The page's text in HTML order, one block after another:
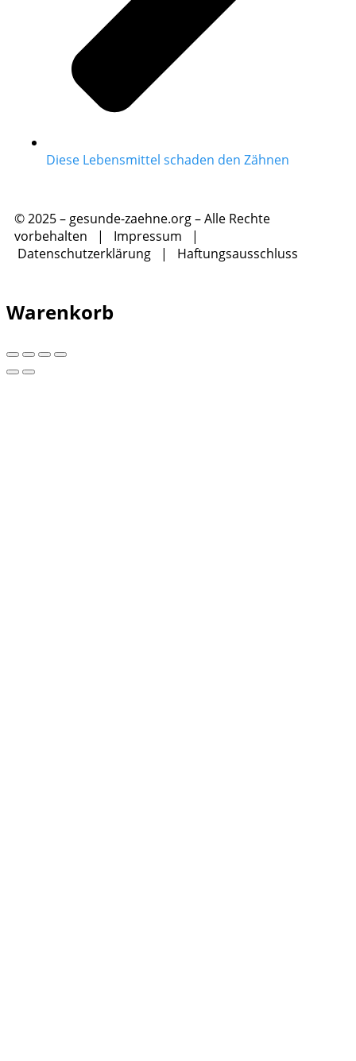
Diese Lebensmittel schaden den Zähnen
© 2025 – gesunde-zaehne.org – Alle Rechte
vorbehalten | Impressum |
Datenschutzerklärung | Haftungsausschluss
Warenkorb